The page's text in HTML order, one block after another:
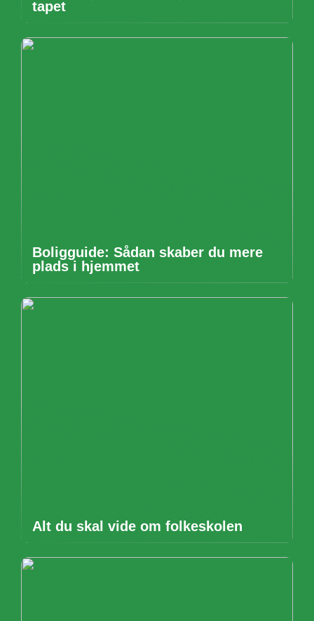
tapet
Boligguide: Sådan skaber du mere
plads i hjemmet
Alt du skal vide om folkeskolen